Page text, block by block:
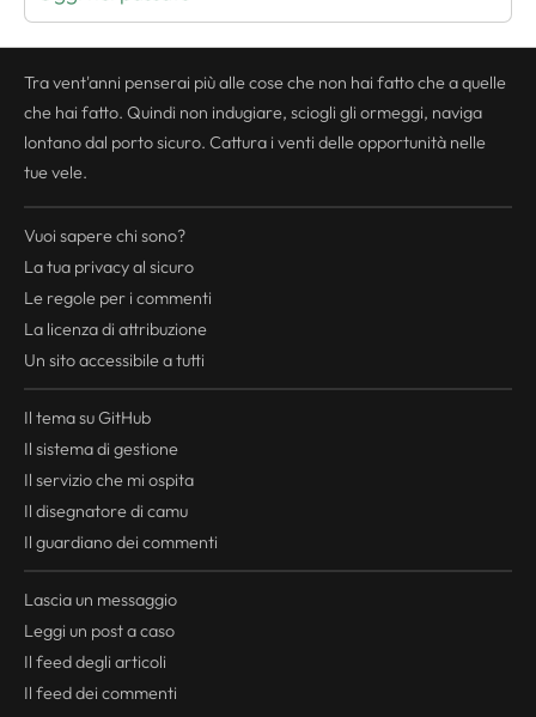
Tra vent'anni penserai più alle cose che non hai fatto che a quelle
che hai fatto. Quindi non indugiare, sciogli gli ormeggi, naviga
lontano dal porto sicuro. Cattura i venti delle opportunità nelle
tue vele.
Vuoi sapere chi sono?
La tua privacyal sicuro
Le regole per i commenti
La licenza di attribuzione
Un sito accessibile a tutti
Il tema su GitHub
Il sistema di gestione
Il servizio che mi ospita
Il disegnatore di camu
Il guardiano dei commenti
Lascia un messaggio
Leggi un post a caso
Il feeddegli articoli
Il feeddei commenti